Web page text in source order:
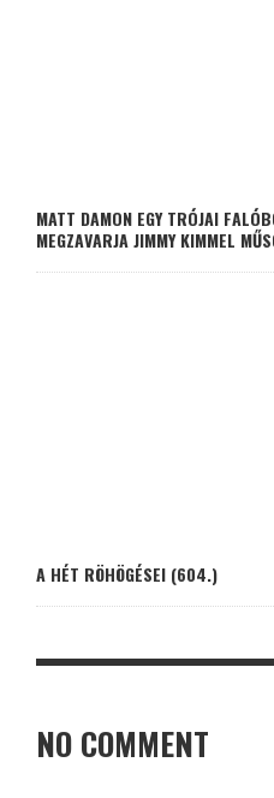
MATT DAMON EGY TRÓJAI
MEGZAVARJA JIMMY KIMMEL
A HÉT RÖHÖGÉSEI (604.)
NO COMMENT